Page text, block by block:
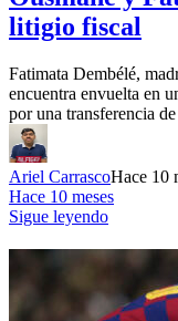
litigio fiscal
Fatimata Dembélé,
encuentra envuelta en
por una transferencia
Ariel CarrascoHace 10
Hace 10 meses
Sigue leyendo